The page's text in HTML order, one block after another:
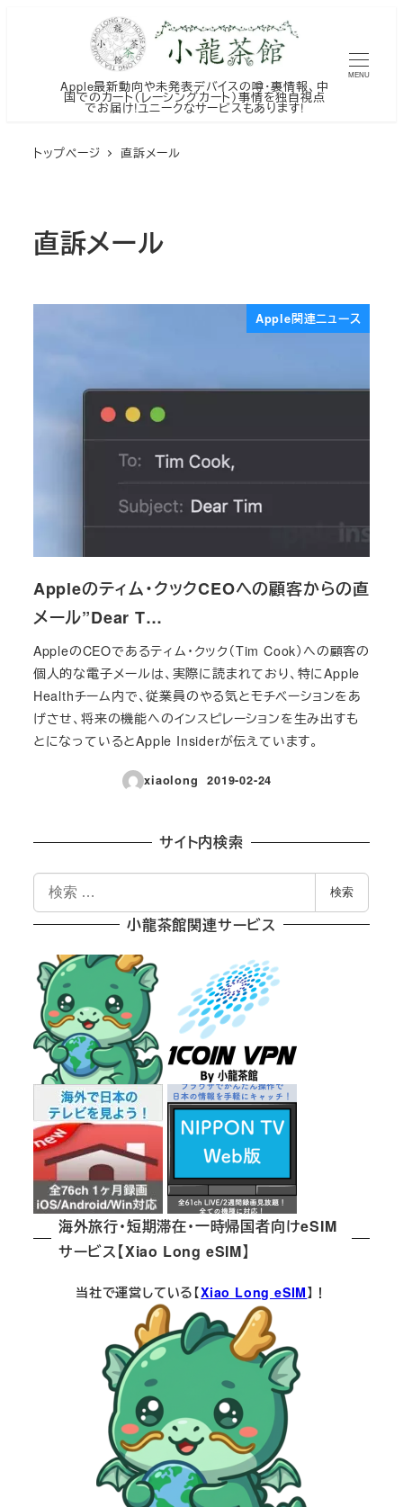
Apple最新動向や未発表デバイスの噂・裏情報、中
国でのカート（レーシングカート）事情を独自視点
でお届け!ユニークなサービスもあります!
MENU
トップページ 直訴メール
直訴メール
Apple関連ニュース
Appleのティム・クックCEOへの顧客からの直
メール”Dear T…
AppleのCEOであるティム・クック（Tim Cook）への顧客の
個人的な電子メールは、実際に読まれており、特にApple
Healthチーム内で、従業員のやる気とモチベーションをあ
げさせ、将来の機能へのインスピレーションを生み出すも
とになっているとApple Insiderが伝えています。
xiaolong
投稿日
2019-02-24
サイト内検索
検
索
検索
小龍茶館関連サービス
海外旅行・短期滞在・一時帰国者向けeSIM
サービス【Xiao Long eSIM】
当社で運営している【Xiao Long eSIM】！